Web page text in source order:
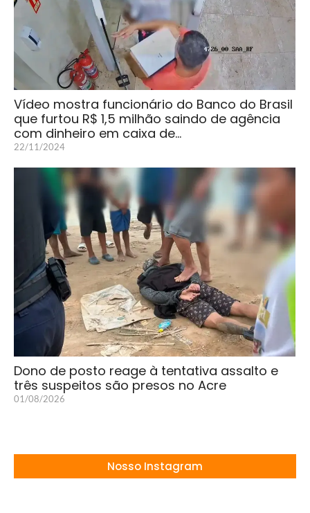
Vídeo mostra funcionário do Banco do Brasil
que furtou R$ 1,5 milhão saindo de agência
com dinheiro em caixa de…
22/11/2024
Dono de posto reage à tentativa assalto e
três suspeitos são presos no Acre
01/08/2026
Nosso Instagram